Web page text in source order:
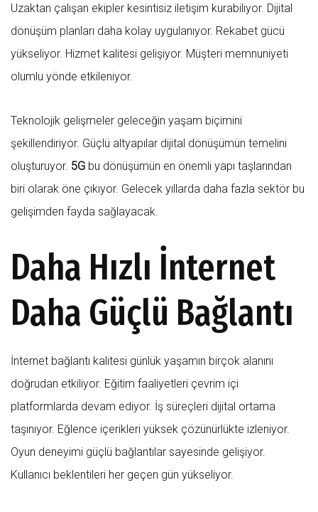
Uzaktan çalışan ekipler kesintisiz iletişim kurabiliyor. Dijital
dönüşüm planları daha kolay uygulanıyor. Rekabet gücü
yükseliyor. Hizmet kalitesi gelişiyor. Müşteri memnuniyeti
olumlu yönde etkileniyor.
Teknolojik gelişmeler geleceğin yaşam biçimini
şekillendiriyor. Güçlü altyapılar dijital dönüşümün temelini
oluşturuyor. 5G bu dönüşümün en önemli yapı taşlarından
biri olarak öne çıkıyor. Gelecek yıllarda daha fazla sektör bu
gelişimden fayda sağlayacak.
Daha Hızlı İnternet
Daha Güçlü Bağlantı
İnternet bağlantı kalitesi günlük yaşamın birçok alanını
doğrudan etkiliyor. Eğitim faaliyetleri çevrim içi
platformlarda devam ediyor. İş süreçleri dijital ortama
taşınıyor. Eğlence içerikleri yüksek çözünürlükte izleniyor.
Oyun deneyimi güçlü bağlantılar sayesinde gelişiyor.
Kullanıcı beklentileri her geçen gün yükseliyor.